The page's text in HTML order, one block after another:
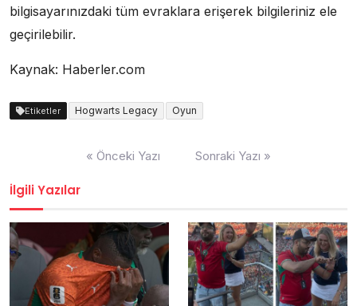
bilgisayarınızdaki tüm evraklara erişerek bilgileriniz ele
geçirilebilir.
Kaynak: Haberler.com
Etiketler Hogwarts Legacy Oyun
« Önceki Yazı Sonraki Yazı »
İlgili Yazılar